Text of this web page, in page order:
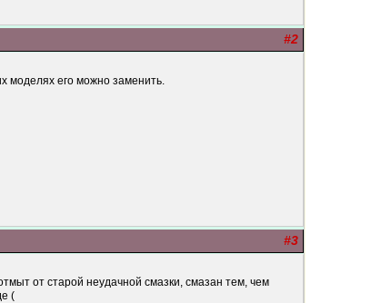
#2
моделях его можно заменить.
#3
от старой неудачной смазки, смазан тем, чем
(